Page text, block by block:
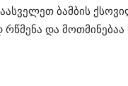
ბამბის
და მოთმინებაა